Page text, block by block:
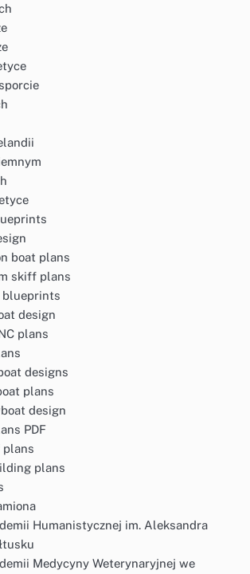
boat plans
skiff plans
design
plans
designs
plans
design
PDF
plans
Humanistycznej im. Aleksandra
Medycyny Weterynaryjnej we